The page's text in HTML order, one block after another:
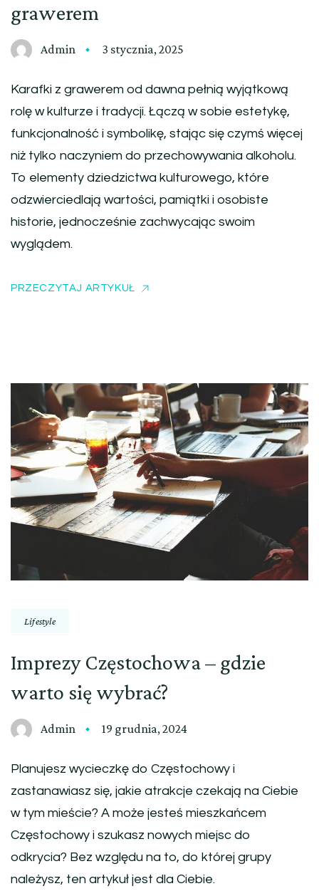
grawerem
Admin 3 stycznia, 2025
Karafki z grawerem od dawna pełnią wyjątkową
rolę w kulturze i tradycji. Łączą w sobie estetykę,
funkcjonalność i symbolikę, stając się czymś więcej
niż tylko naczyniem do przechowywania alkoholu.
To elementy dziedzictwa kulturowego, które
odzwierciedlają wartości, pamiątki i osobiste
historie, jednocześnie zachwycając swoim
wyglądem.
PRZECZYTAJ ARTYKUŁ
Lifestyle
Imprezy Częstochowa – gdzie
warto się wybrać?
Admin 19 grudnia, 2024
Planujesz wycieczkę do Częstochowy i
zastanawiasz się, jakie atrakcje czekają na Ciebie
w tym mieście? A może jesteś mieszkańcem
Częstochowy i szukasz nowych miejsc do
odkrycia? Bez względu na to, do której grupy
należysz, ten artykuł jest dla Ciebie.